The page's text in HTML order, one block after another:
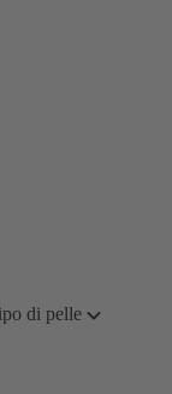
di pelle